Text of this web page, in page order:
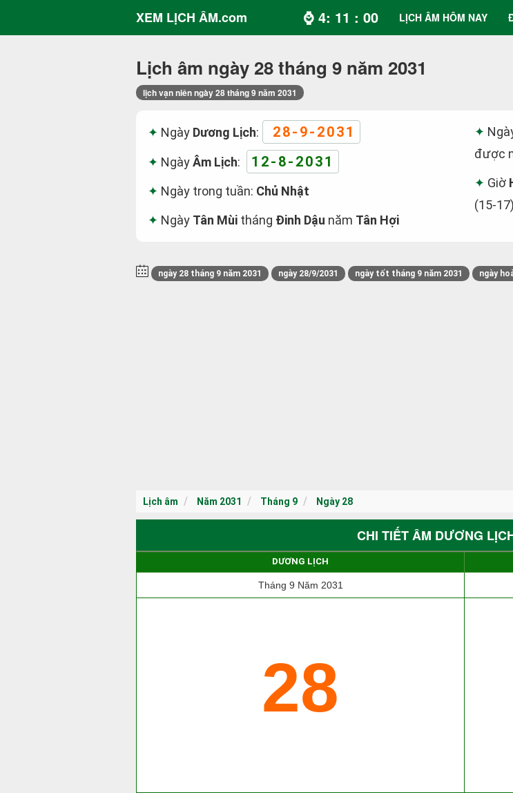
XEM LỊCH ÂM.com ⌚ 4: 11 : 00 LỊCH ÂM HÔM NAY
Lịch âm ngày 28 tháng 9 năm 2031
lịch vạn niên ngày 28 tháng 9 năm 2031
Ngày Dương Lịch: 28-9-2031
NgàyÂm Lịch: 12-8-2031
Ngày trong tuần: Chủ Nhật
Ngày Tân Mùi tháng Đinh Dậu năm Tân Hợi
được
Giờ
(15-
ngày 28 tháng 9 năm 2031 ngày 28/9/2031 ngày tốt tháng 9 năm 2031 ngày
Lịch âm Năm 2031 Tháng 9 Ngày 28
CHI TIẾT ÂM DƯƠNG
DƯƠNG LỊCH
Tháng 9 Năm 2031
28